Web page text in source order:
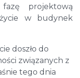
projektową
w budynek
doszło do
związanych z
tego dnia